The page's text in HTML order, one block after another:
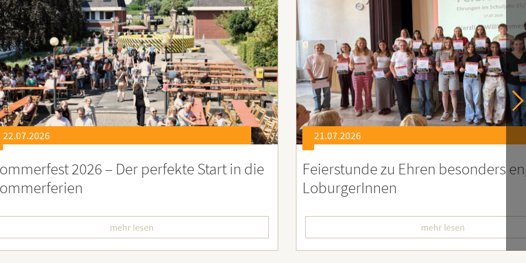
21.07.2026
zu Ehren besonders engagierter
mehr lesen
21.07.2026
Soziales Engagement für
Ruanda – Wir sind dabei!
mehr lesen